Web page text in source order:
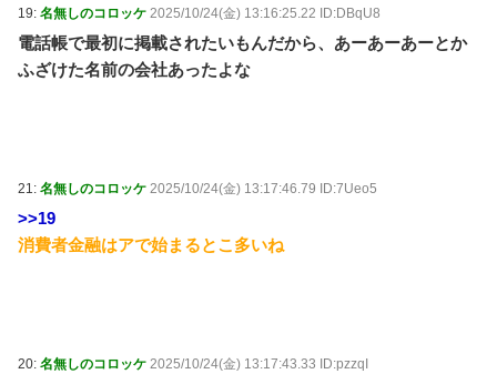
19: 名無しのコロッケ 2025/10/24(金) 13:16:25.22 ID:DBqU8
電話帳で最初に掲載されたいもんだから、あーあーあーとか
ふざけた名前の会社あったよな
21: 名無しのコロッケ 2025/10/24(金) 13:17:46.79 ID:7Ueo5
>>19
消費者金融はアで始まるとこ多いね
20: 名無しのコロッケ 2025/10/24(金) 13:17:43.33 ID:pzzqI